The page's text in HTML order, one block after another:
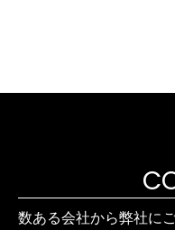
数ある会社から弊社に